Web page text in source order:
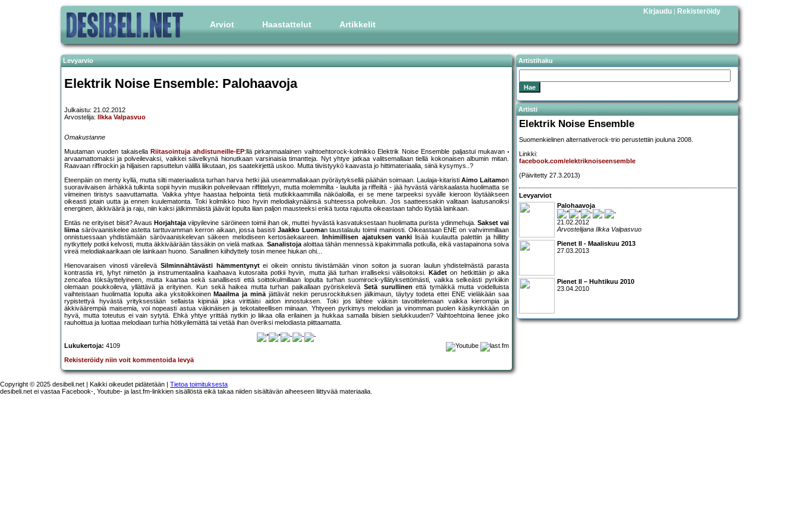
Arviot Haastattelut Artikkelit
Kirjaudu | Rekisteröidy
Levyarvio
Elektrik Noise Ensemble: Palohaavoja
Julkaistu: 21.02.2012
Arvostelija:
Ilkka Valpasvuo
Omakustanne
Muutaman vuoden takaisella Riitasointuja ahdistuneille-EP:llä pirkanmaalainen vaihtoehtorock-kolmikko Elektrik Noise Ensemble paljastui mukavan
arvaamattomaksi ja polveilevaksi, vaikkei sävelkynä hionutkaan varsinaisia timantteja. Nyt yhtye jatkaa valitsemallaan tiellä kokonaisen albumin mitan.
Raavaan riffirockin ja hiljaisen rapsuttelun välillä liikutaan, jos saatekirjettä uskoo. Mutta tiivistyykö kaavasta jo hittimateriaalia, siinä kysymys..?
Eteenpäin on menty kyllä, mutta silti materiaalista turhan harva hetki jää useammallakaan pyöräytyksellä päähän soimaan. Laulaja-kitaristi Aimo Laitamon
suoraviivaisen ärhäkkä tulkinta sopii hyvin musiikin polveilevaan riffittelyyn, mutta molemmilta - laululta ja riffeiltä - jää hyvästä väriskaalasta huolimatta se
viimeinen tiristys saavuttamatta. Vaikka yhtye haastaa helpointa tietä mutkikkaammilla näköaloilla, ei se mene tarpeeksi syvälle kieroon löytääkseen
oikeasti jotain uutta ja ennen kuulematonta. Toki kolmikko hioo hyvin melodiakynäänsä suhteessa polveiluun. Jos saatteessakin valitaan laatusanoiksi
energinen, äkkiväärä ja raju, niin kaksi jälkimmäistä jäävät lopulta liian paljon mausteeksi enkä tuota rajuutta oikeastaan tahdo löytää lainkaan.
Entäs ne erityiset biisit? Avaus Horjahtajaviipyilevine säröineen toimii ihan ok, muttei hyvästä kasvatuksestaan huolimatta purista ydinmehuja. Sakset vai
liimasärövaaniskelee astetta tarttuvamman kerron aikaan, jossa basisti Jaakko Luoman taustalaulu toimii mainiosti. Oikeastaan ENE on vahvimmillaan
onnistuessaan yhdistämään särövaaniskelevan säkeen melodiseen kertosäekaareen.
Inhimillisen ajatuksen vanki lisää kuulautta palettiin ja hillitty
nytkyttely potkii kelvosti, mutta äkkiväärään tässäkin on vielä matkaa. Sanalistojaaloittaa tähän mennessä kipakimmalla potkulla, eikä vastapainona soiva
vireä melodiakaarikaan ole lainkaan huono. Sanallinen kiihdyttely tosin menee hiukan ohi...
Hienovaraisen vinosti väreilevä Silminnähtävästi hämmentynytei oikein onnistu tiivistämään vinon soiton ja suoran laulun yhdistelmästä parasta
kontrastia irti, lyhyt nimetön ja instrumentaalina kaahaava kutosraita potkii hyvin, mutta jää turhan irralliseksi välisoitoksi.
Kädet on hetkittäin jo aika
zencafea töksäyttelyineen, mutta kaartaa sekä sanallisesti että soittokulmillaan lopulta turhan suomirock-yllätyksettömästi, vaikka selkeästi pyrkiikin
olemaan poukkoileva, yllättävä ja erityinen. Kun sekä haikea mutta turhan paikallaan pyöriskeleväSetä surullinen että tymäkkä mutta voidelluista
vaihteistaan huolimatta lopulta aika yksitoikkoinen Maailma ja minäjättävät nekin perusrockituksen jälkimaun, täytyy todeta ettei ENE vieläkään saa
rypistettyä hyvästä yrityksestään sellaista kipinää joka virittäisi aidon innostuksen. Toki jos lähtee väkisin tavoittelemaan vaikka kierompia ja
äkkiväärempiä maisemia, voi nopeasti astua väkinäisen ja tekotaiteellisen miinaan. Yhtyeen pyrkimys melodian ja vinomman puolen käsikynkkään on
hyvä, mutta toteutus ei vain sytytä. Ehkä yhtye yrittää nytkin jo liikaa olla erilainen ja hukkaa samalla biisien sielukkuuden? Vaihtoehtoina lienee joko
rauhoittua ja luottaa melodiaan turhia hötkyilemättä tai vetää ihan överiksi melodiasta piittaamatta.
Lukukertoja: 4109
Rekisteröidy niin voit kommentoida levyä
Artistihaku
Artisti
Elektrik Noise Ensemble
Suomenkielinen alternativerock-trio perustettiin jouluna 2008.
Linkki:
facebook.com/elektriknoiseensemble
(Päivitetty 27.3.2013)
Levyarviot
Palohaavoja
21.02.2012
Arvostelijana Ilkka Valpasvuo
Pienet II - Maaliskuu 2013
27.03.2013
Pienet II – Huhtikuu 2010
23.04.2010
Copyright © 2025 desibeli.net | Kaikki oikeudet pidätetään | Tietoa toimituksesta
desibeli.net ei vastaa Facebook-, Youtube- ja last.fm-linkkien sisällöstä eikä takaa niiden sisältävän aiheeseen liittyvää materiaalia.